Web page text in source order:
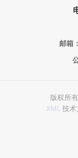
邮箱：
版权所
XML 技术